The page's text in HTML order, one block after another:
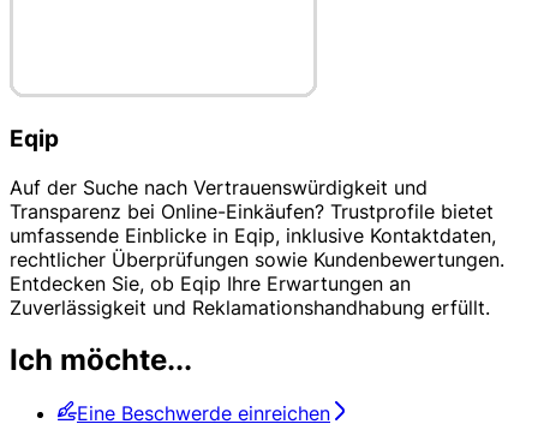
Eqip
Auf der Suche nach Vertrauenswürdigkeit und
Transparenz bei Online-Einkäufen? Trustprofile bietet
umfassende Einblicke in Eqip, inklusive Kontaktdaten,
rechtlicher Überprüfungen sowie Kundenbewertungen.
Entdecken Sie, ob Eqip Ihre Erwartungen an
Zuverlässigkeit und Reklamationshandhabung erfüllt.
Ich möchte...
Eine Beschwerde einreichen